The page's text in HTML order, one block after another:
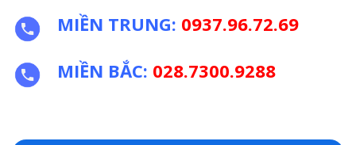
MIỀN TRUNG: 0937.96.72.69
MIỀN BẮC: 028.7300.9288